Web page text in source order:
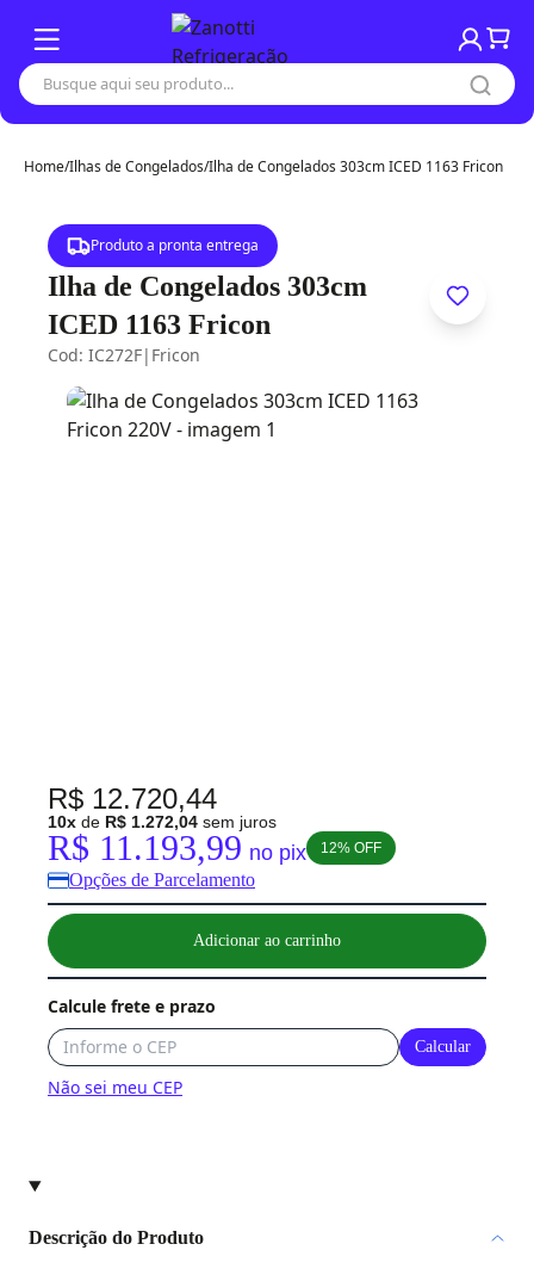
Home/Ilhas de Congelados/Ilha de Congelados 303cm ICED 1163 Fricon
Produto a pronta entrega
Ilha de Congelados 303cm
ICED 1163 Fricon
Cod: IC272F| Fricon
R$ 12.720,44
10x de R$ 1.272,04 sem juros
R$ 11.193,99 no pix 12% OFF
Opções de Parcelamento
5x R$ 2.544,09
6x
Adicionar ao carrinho
Calcule frete e prazo
Calcular
Não sei meu CEP
Descrição do Produto